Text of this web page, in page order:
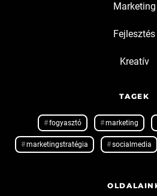
Marketing
Fejlesztés
Kreatív
TAGEK
fogyasztó marketing
marketingstratégia socialmedia